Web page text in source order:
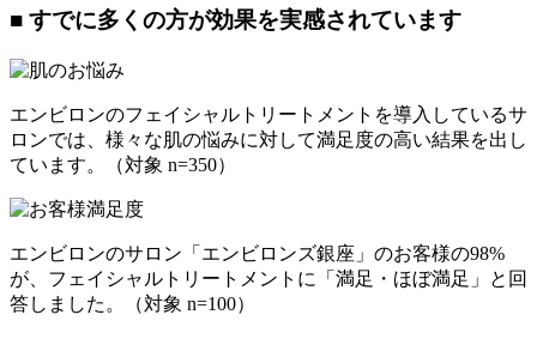
■ すでに多くの方が効果を実感されています
エンビロンのフェイシャルトリートメントを導入しているサ
ロンでは、様々な肌の悩みに対して満足度の高い結果を出し
ています。（対象 n=350）
エンビロンのサロン「エンビロンズ銀座」のお客様の98%
が、フェイシャルトリートメントに「満足・ほぼ満足」と回
答しました。（対象 n=100）